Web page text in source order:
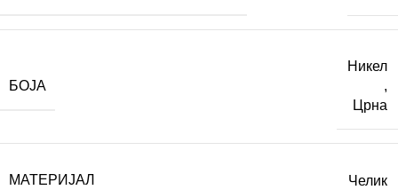
БОЈА
Никел
,
Црна
МАТЕРИЈАЛ Челик